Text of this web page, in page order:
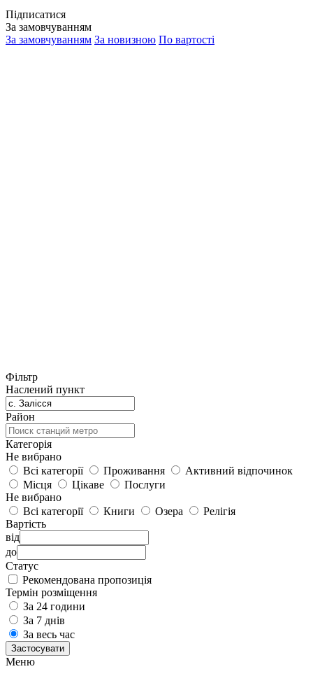
Підписатися
За замовчуванням
За замовчуванням За новизною По вартості
Фільтр
Наслений пункт
Район
Категорія
Не вибрано
Всі категорії
Проживання
Активний відпочинок
Місця
Цікаве
Послуги
Не вибрано
Всі категорії
Книги Озера
Релігія
Вартість
від
до
Статус
Рекомендована пропозиція
Термін розміщення
За 24 години
За 7 днів
За весь час
Застосувати
Меню